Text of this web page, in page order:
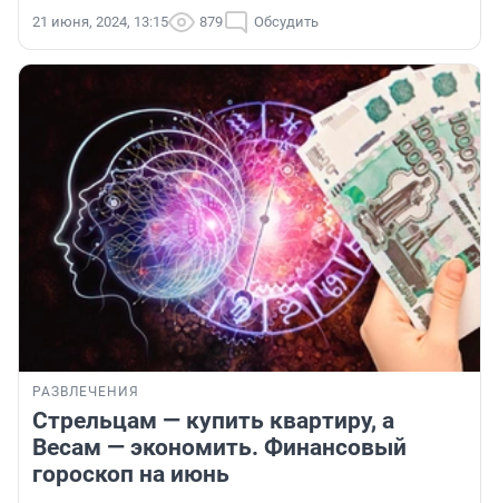
21 июня, 2024, 13:15 879 Обсудить
РАЗВЛЕЧЕНИЯ
Стрельцам — купить квартиру, а
Весам — экономить. Финансовый
гороскоп на июнь